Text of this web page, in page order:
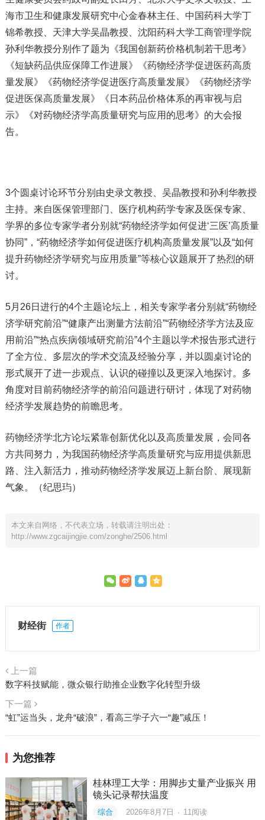
海市卫生和健康发展研究中心金春林主任、中国药科大学丁
锦希教授、天津大学吴晶教授、沈阳药科大学工商管理学院
孙利华教授分别作了题为《我国创新药价格机制若干思考》
《短缺药品供应保障工作进展》《药物经济学促进医药高质
量发展》《药物经济学促进医疗高质量发展》《药物经济学
促进医保高质量发展》《日本药品价格体系的再审视与启
示》《对药物经济学高质量研究与应用的思考》的大会报
告。
3个圆桌讨论环节分别由史录文教授、吴晶教授和孙利华教授
主持。来自医保管理部门、医疗机构药学专家及医保专家、
学界的多位专家学者分别就“药物经济学如何促进‘三医’高质量
协同”，“药物经济学如何促进医疗机构高质量发展”以及“如何
提升药物经济学研究与应用质量”等核心议题展开了热烈的研
讨。
5月26日进行的4个主题论坛上，相关专家学者分别就“药物经
济学研究前沿”“健康产出测量方法前沿”“药物经济学方法及应
用前沿”“热点疾病领域研究前沿”4个主题以学术报告形式进行
了全方位、多层次的学术交流及经验分享，并以圆桌讨论的
形式展开了进一步观点、认识的碰撞以及更深入地探讨。多
角度对目前药物经济学的前沿问题进行研讨，体现了对药物
经济学发展趋势的前瞻思考。
药物经济学北方论坛紧靠创新优化以及高质量发展，会同各
方共同努力，为我国药物经济学高质量研究与应用提供新思
路、注入新活力，推动药物经济学发展迈上新台阶、展现新
气象。（纪思玙）
本文来自网络，不代表立场，转载请注明出处：
http://www.zgcaijingjie.com/zonghe/2506.html
财经街 作者
上一篇
数字科技赋能，微众银行助推企业数字化转型升级
下一篇
“虹”运当头，龙舟“破浪”，看高三学子六一“趣”减压！
为您推荐
桂林理工大学：用脚步丈量产业振兴 用
镜头记录帮扶温度
综合 2026年8月7日 · 11 阅读